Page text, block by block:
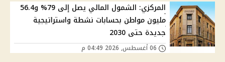
المركزي: الشمول المالي يصل إلى 79% و56.4
مليون مواطن بحسابات نشطة واستراتيجية
جديدة حتى 2030